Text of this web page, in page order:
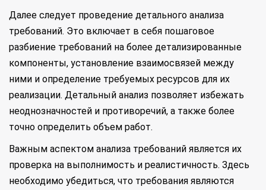
Далее следует проведение детального анализа
требований. Это включает в себя пошаговое
разбиение требований на более детализированные
компоненты, установление взаимосвязей между
ними и определение требуемых ресурсов для их
реализации. Детальный анализ позволяет избежать
неоднозначностей и противоречий, а также более
точно определить объем работ.
Важным аспектом анализа требований является их
проверка на выполнимость и реалистичность. Здесь
необходимо убедиться, что требования являются